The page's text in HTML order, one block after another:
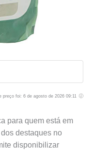
preço foi: 6 de agosto de 2026 09:11
para quem está em
destaques no
disponibilizar